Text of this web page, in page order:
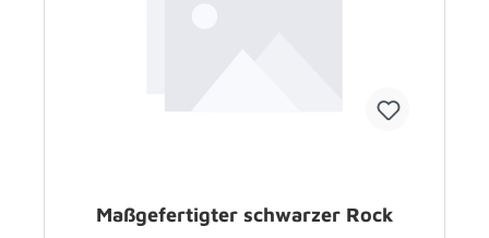
Maßgefertigter schwarzer Rock